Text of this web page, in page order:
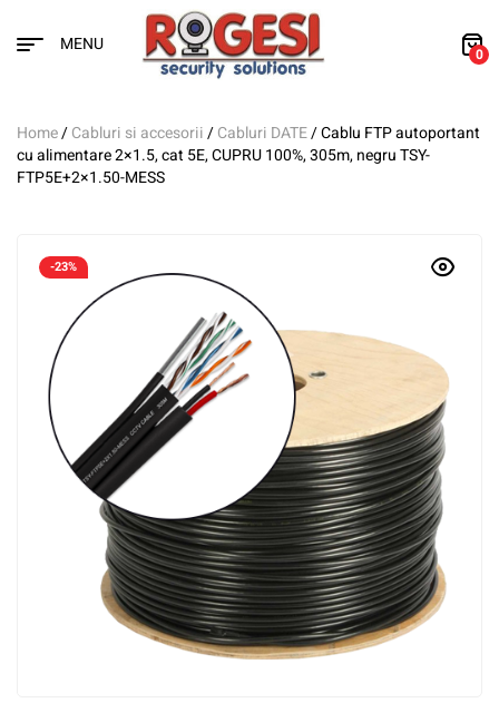
MENU 0
Home/Cabluri si accesorii/Cabluri DATE/ Cablu FTP autoportant
cu alimentare 2×1.5, cat 5E, CUPRU 100%, 305m, negru TSY-
FTP5E+2×1.50-MESS
-23%